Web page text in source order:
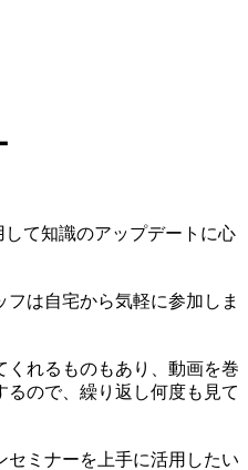
て知識のアップデートに心
は自宅から気軽に参加しま
くれるものもあり、動画を巻
るので、繰り返し何度も見て
セミナーを上手に活用したい